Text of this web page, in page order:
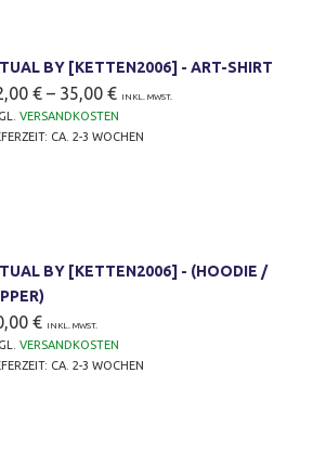
BY [KETTEN2006] - ART-SHIRT
€ – 35,00 € INKL. MWST.
VERSANDKOSTEN
CA. 2-3 WOCHEN
BY [KETTEN2006] - (HOODIE /
€ INKL. MWST.
VERSANDKOSTEN
CA. 2-3 WOCHEN